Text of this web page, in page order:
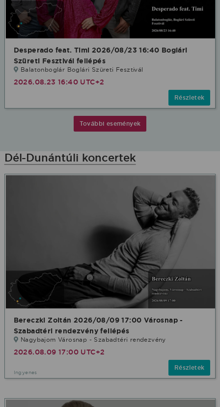
Desperado feat. Timi 2026/08/23 16:40 Boglári
Szüreti Fesztivál fellépés
Balatonboglár Boglári Szüreti Fesztivál
2026.08.23 16:40 UTC+2
Részletek
További események
Dél-Dunántúli koncertek
Bereczki Zoltán 2026/08/09 17:00 Városnap -
Szabadtéri rendezvény fellépés
Nagybajom Városnap - Szabadtéri rendezvény
2026.08.09 17:00 UTC+2
Ingyenes
Részletek